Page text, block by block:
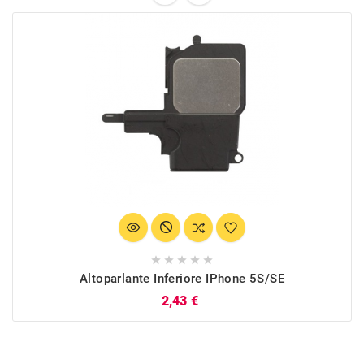
    
Altoparlante Inferiore IPhone 5S/SE
2,43 €